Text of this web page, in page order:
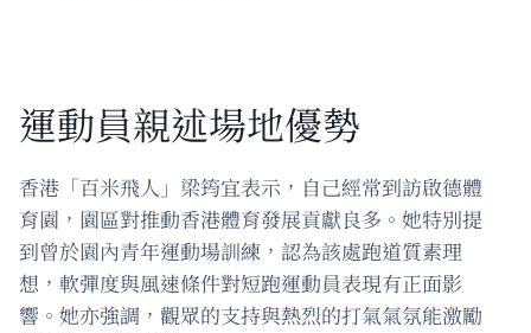
運動員親述場地優勢
香港「百米飛人」梁筠宜表示，自己經常到訪啟德體
育園，園區對推動香港體育發展貢獻良多。她特別提
到曾於園內青年運動場訓練，認為該處跑道質素理
想，軟彈度與風速條件對短跑運動員表現有正面影
響。她亦強調，觀眾的支持與熱烈的打氣氣氛能激勵